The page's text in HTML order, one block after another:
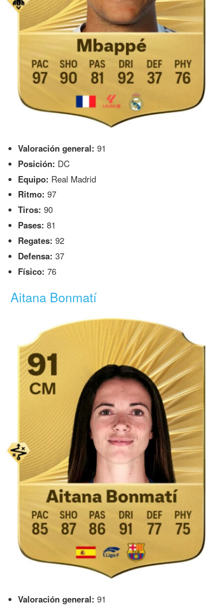
Valoración general: 91
Posición: DC
Equipo: Real Madrid
Ritmo: 97
Tiros: 90
Pases: 81
Regates: 92
Defensa: 37
Físico: 76
Aitana Bonmatí
Valoración general: 91